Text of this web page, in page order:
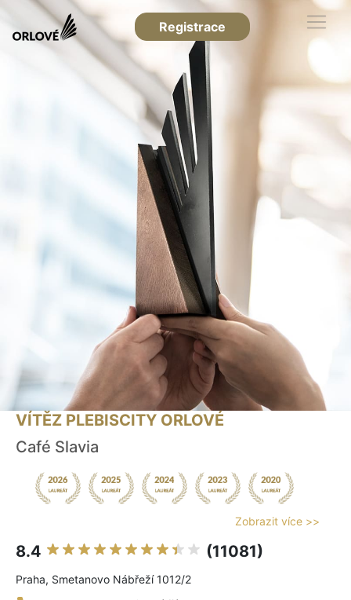
Registrace
VÍTĚZ PLEBISCITY ORLOVÉ
Café Slavia
Zobrazit více >>
8.4 (11081)
Praha, Smetanovo Nábřeží 1012/2